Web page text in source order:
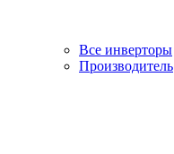
Все инверторы
Производитель